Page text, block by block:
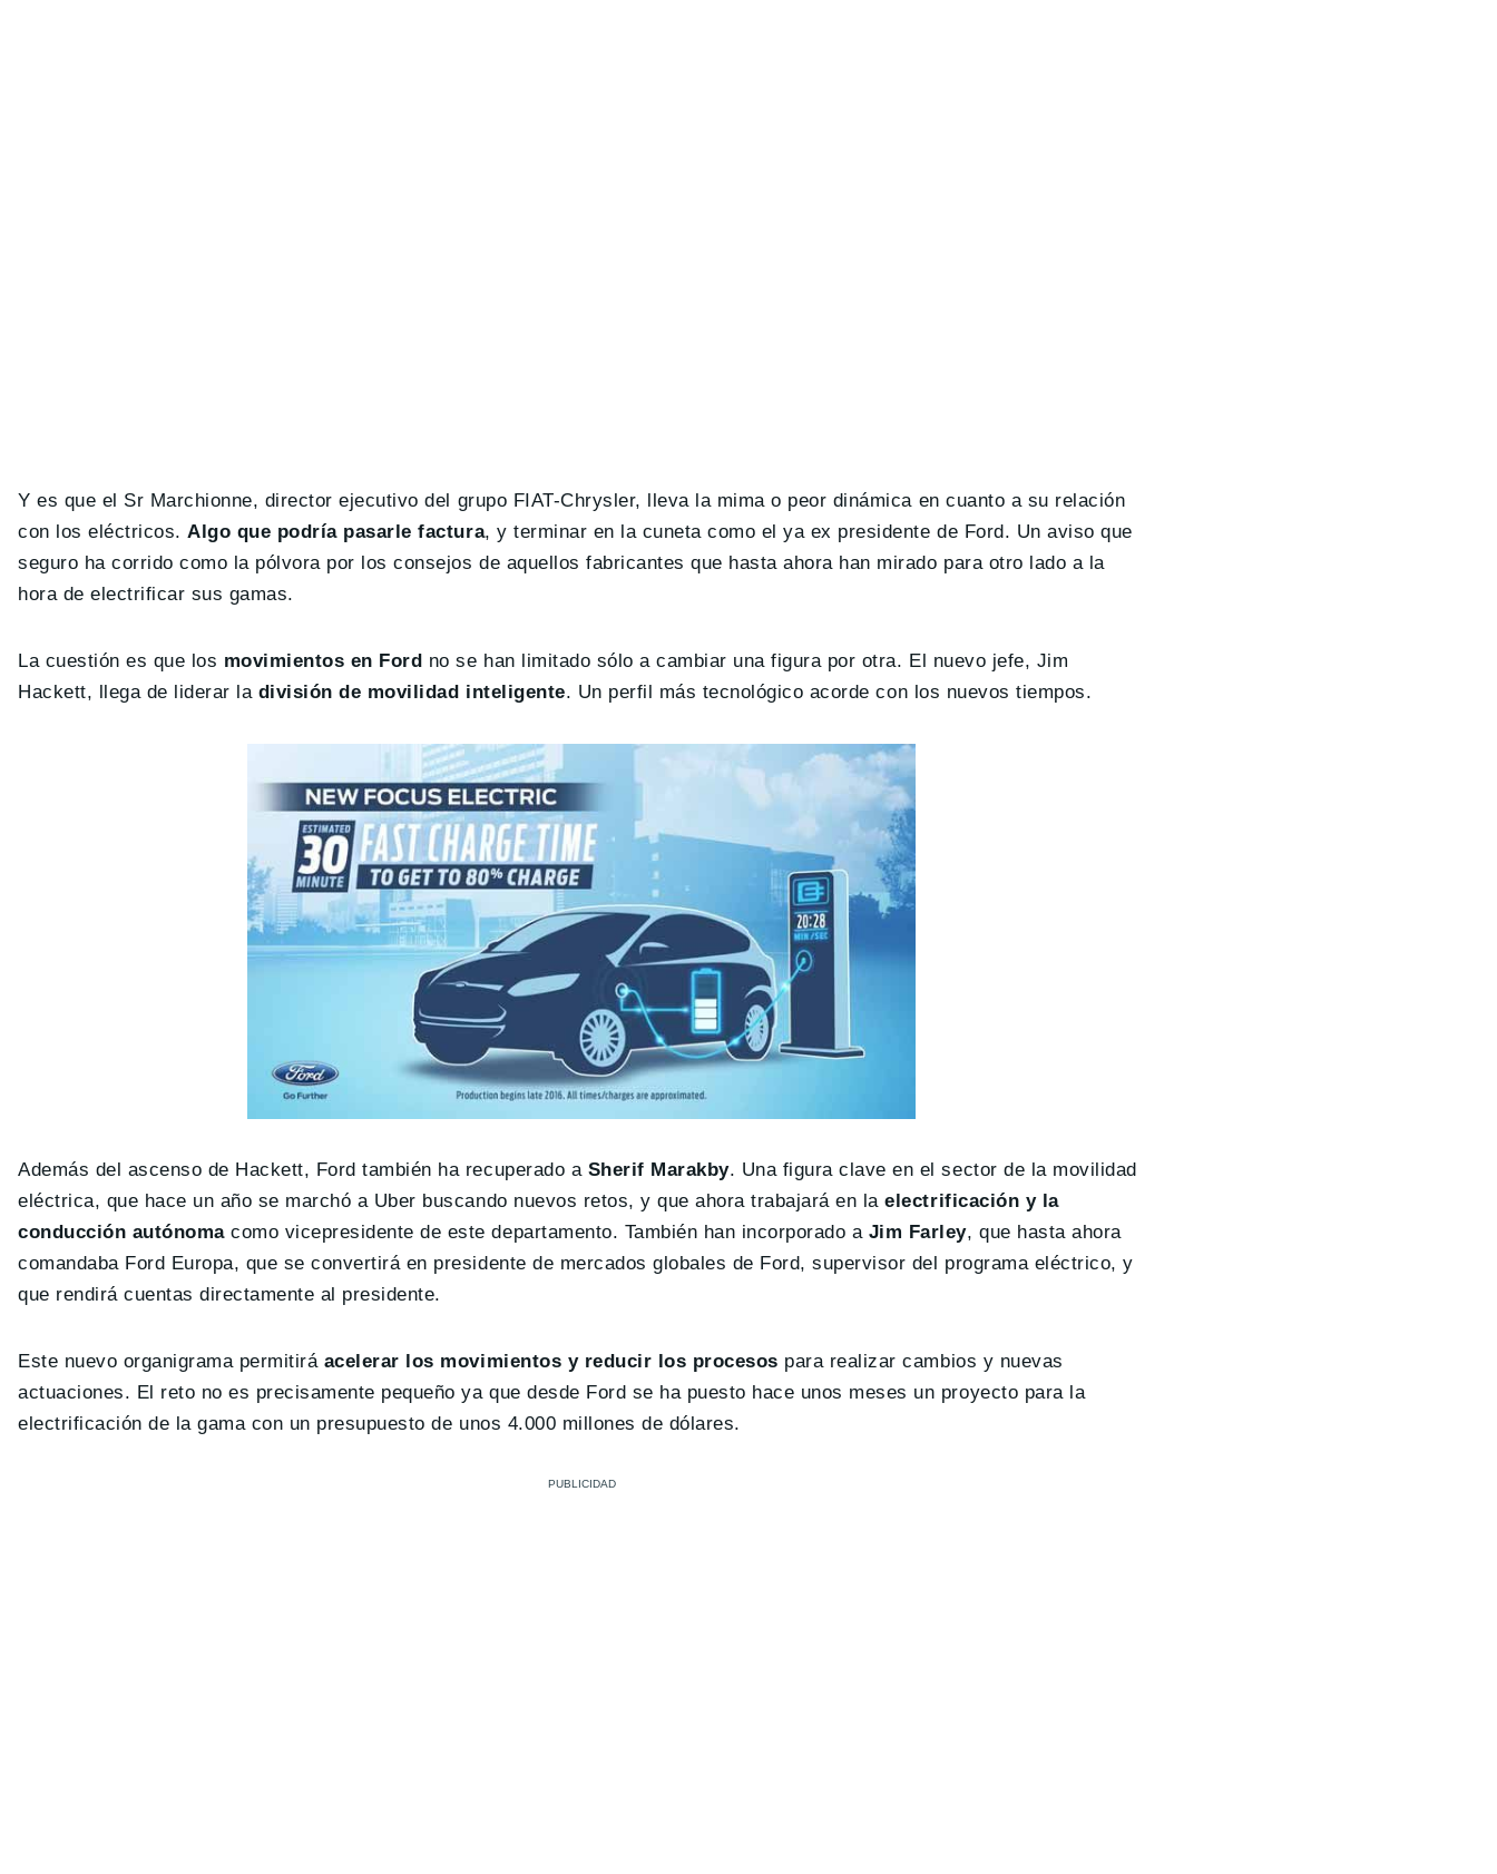
Y es que el Sr Marchionne, director ejecutivo del grupo FIAT-Chrysler, lleva la mima o peor dinámica en cuanto a su relación
con los eléctricos. Algo que podría pasarle factura, y terminar en la cuneta como el ya ex presidente de Ford. Un aviso que
seguro ha corrido como la pólvora por los consejos de aquellos fabricantes que hasta ahora han mirado para otro lado a la
hora de electrificar sus gamas.
La cuestión es que los movimientos en Ford no se han limitado sólo a cambiar una figura por otra. El nuevo jefe, Jim
Hackett, llega de liderar la división de movilidad inteligente. Un perfil más tecnológico acorde con los nuevos tiempos.
Además del ascenso de Hackett, Ford también ha recuperado a Sherif Marakby. Una figura clave en el sector de la movilidad
eléctrica, que hace un año se marchó a Uber buscando nuevos retos, y que ahora trabajará en laelectrificación y la
conducción autónomacomo vicepresidente de este departamento. También han incorporado a Jim Farley, que hasta ahora
comandaba Ford Europa, que se convertirá en presidente de mercados globales de Ford, supervisor del programa eléctrico, y
que rendirá cuentas directamente al presidente.
Este nuevo organigrama permitirá acelerar los movimientos y reducir los procesos para realizar cambios y nuevas
actuaciones. El reto no es precisamente pequeño ya que desde Ford se ha puesto hace unos meses un proyecto para la
electrificación de la gama con un presupuesto de unos 4.000 millones de dólares.